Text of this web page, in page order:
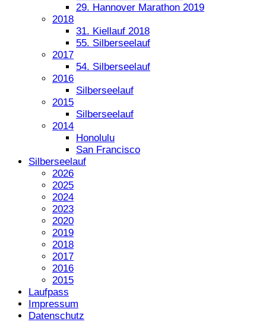
29. Hannover Marathon 2019
2018
31. Kiellauf 2018
55. Silberseelauf
2017
54. Silberseelauf
2016
Silberseelauf
2015
Silberseelauf
2014
Honolulu
San Francisco
Silberseelauf
2026
2025
2024
2023
2020
2019
2018
2017
2016
2015
Laufpass
Impressum
Datenschutz